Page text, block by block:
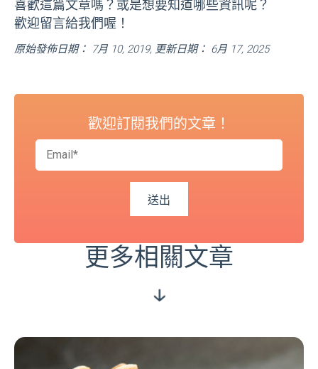
喜歡這篇文章嗎？或是想要知道哪些資訊呢？
歡迎留言給我們喔！
原始發佈日期： 7月 10, 2019, 更新日期： 6月 17, 2025
歡迎訂閱我們的文章！
更多相關文章